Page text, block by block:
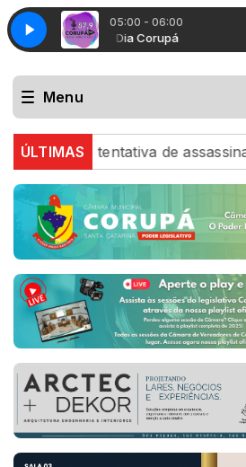
05:00 - 06:00
Bom Dia Corupá
Menu
ÚLTIMAS
tentativa de assassinato em